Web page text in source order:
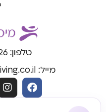
טלפון: 052-8728526
מייל: michal@healthyliving.co.il